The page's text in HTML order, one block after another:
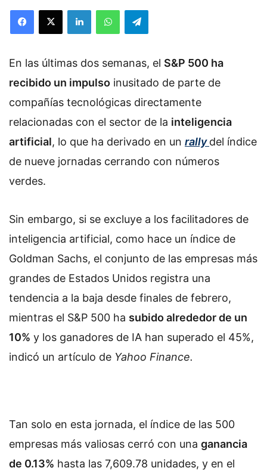
En las últimas dos semanas, el S&P 500 ha
recibido un impulso inusitado de parte de
compañías tecnológicas directamente
relacionadas con el sector de la inteligencia
artificial, lo que ha derivado en un rally del índice
de nueve jornadas cerrando con números
verdes.
Sin embargo, si se excluye a los facilitadores de
inteligencia artificial, como hace un índice de
Goldman Sachs, el conjunto de las empresas más
grandes de Estados Unidos registra una
tendencia a la baja desde finales de febrero,
mientras el S&P 500 ha subido alrededor de un
10% y los ganadores de IA han superado el 45%,
indicó un artículo de Yahoo Finance.
Tan solo en esta jornada, el índice de las 500
empresas más valiosas cerró con una ganancia
de 0.13% hasta las 7,609.78 unidades, y en el